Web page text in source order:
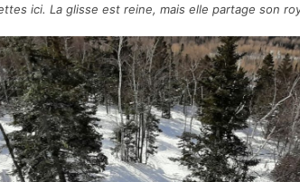
ici. La glisse est reine, mais elle partage son